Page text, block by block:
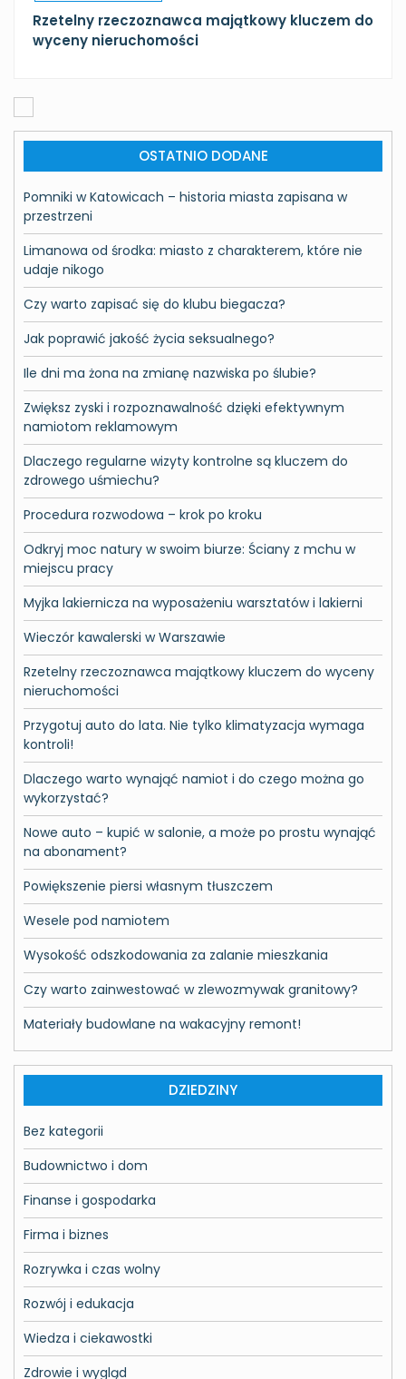
Rzetelny rzeczoznawca majątkowy kluczem do
wyceny nieruchomości
OSTATNIO DODANE
Pomniki w Katowicach – historia miasta zapisana w
przestrzeni
Limanowa od środka: miasto z charakterem, które nie
udaje nikogo
Czy warto zapisać się do klubu biegacza?
Jak poprawić jakość życia seksualnego?
Ile dni ma żona na zmianę nazwiska po ślubie?
Zwiększ zyski i rozpoznawalność dzięki efektywnym
namiotom reklamowym
Dlaczego regularne wizyty kontrolne są kluczem do
zdrowego uśmiechu?
Procedura rozwodowa – krok po kroku
Odkryj moc natury w swoim biurze: Ściany z mchu w
miejscu pracy
Myjka lakiernicza na wyposażeniu warsztatów i lakierni
Wieczór kawalerski w Warszawie
Rzetelny rzeczoznawca majątkowy kluczem do wyceny
nieruchomości
Przygotuj auto do lata. Nie tylko klimatyzacja wymaga
kontroli!
Dlaczego warto wynająć namiot i do czego można go
wykorzystać?
Nowe auto – kupić w salonie, a może po prostu wynająć
na abonament?
Powiększenie piersi własnym tłuszczem
Wesele pod namiotem
Wysokość odszkodowania za zalanie mieszkania
Czy warto zainwestować w zlewozmywak granitowy?
Materiały budowlane na wakacyjny remont!
DZIEDZINY
Bez kategorii
Budownictwo i dom
Finanse i gospodarka
Firma i biznes
Rozrywka i czas wolny
Rozwój i edukacja
Wiedza i ciekawostki
Zdrowie i wygląd